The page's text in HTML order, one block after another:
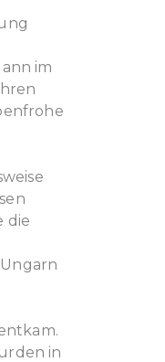
im
die
in